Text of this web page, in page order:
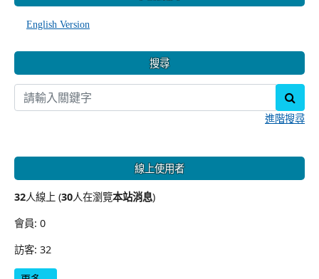
English Version
搜尋
進階搜尋
線上使用者
32人線上 (30人在瀏覽本站消息)
會員: 0
訪客: 32